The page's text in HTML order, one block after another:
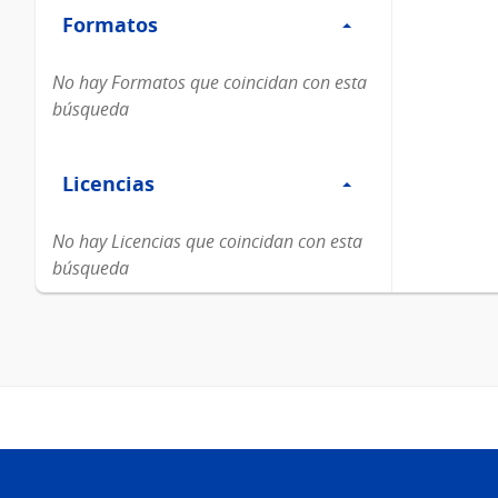
Formatos
Formatos
No hay Formatos que coincidan con esta
búsqueda
Licencias
Licencias
No hay Licencias que coincidan con esta
búsqueda